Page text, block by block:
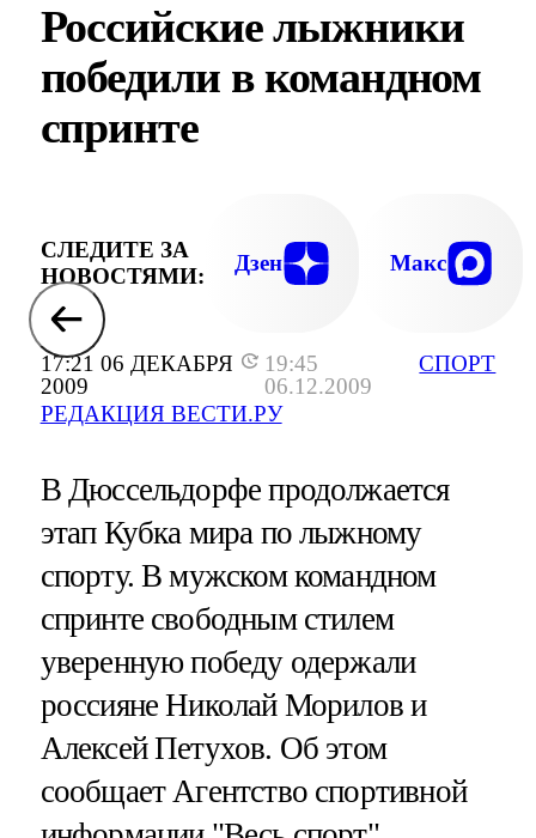
17:21 06 ДЕКАБРЯ
2009
19:45
06.12.2009
РЕДАКЦИЯ ВЕСТИ.РУ
СПОРТ
Российские лыжники
победили в командном
спринте
СЛЕДИТЕ ЗА
НОВОСТЯМИ:
Дзен Макс
В Дюссельдорфе продолжается
этап Кубка мира по лыжному
спорту. В мужском командном
спринте свободным стилем
уверенную победу одержали
россияне Николай Морилов и
Алексей Петухов. Об этом
сообщает Агентство спортивной